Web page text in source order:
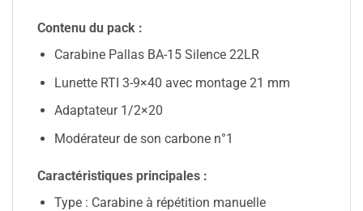
Contenu du pack :
Carabine Pallas BA-15 Silence 22LR
Lunette RTI 3-9×40 avec montage 21 mm
Adaptateur 1/2×20
Modérateur de son carbone n°1
Caractéristiques principales :
Type : Carabine à répétition manuelle